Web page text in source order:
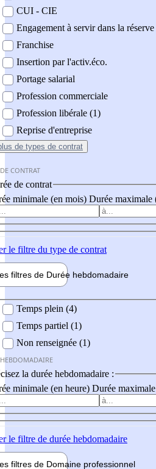
CUI - CIE
Engagement à servir dans la réserve
Franchise
Insertion par l'activ.éco.
Portage salarial
Profession commerciale
Profession libérale (1)
Reprise d'entreprise
de types de contrat
CONTRAT
de contrat
minimale (en mois) Durée maximale
le filtre du type de contrat
filtres de Durée hebdomadaire
Temps plein (4)
Temps partiel (1)
Non renseignée (1)
la durée hebdomadaire :
minimale (en heure) Durée
le filtre de durée hebdomadaire
filtres de Domaine professionnel